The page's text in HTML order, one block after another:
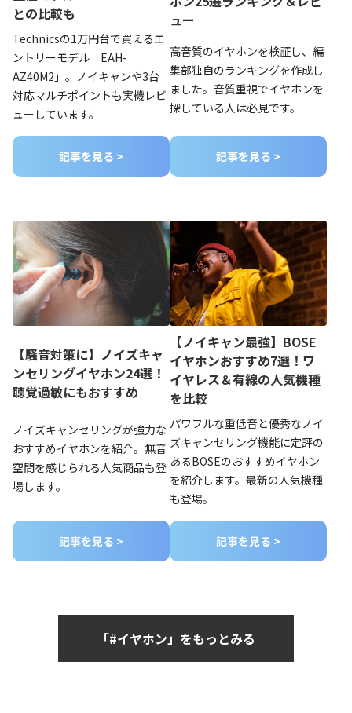
との比較も
Technicsの1万円台で買えるエ
ントリーモデル「EAH-
AZ40M2」。ノイキャンや3台
対応マルチポイントも実機レビ
ューしています。
記事を見る >
ュー
高音質のイヤホンを検証し、編
集部独自のランキングを作成し
ました。音質重視でイヤホンを
探している人は必見です。
記事を見る >
【騒音対策に】ノイズキャ
ンセリングイヤホン24選！
聴覚過敏にもおすすめ
ノイズキャンセリングが強力な
おすすめイヤホンを紹介。無音
空間を感じられる人気商品も登
場します。
記事を見る >
【ノイキャン最強】BOSE
イヤホンおすすめ7選！ワ
イヤレス＆有線の人気機種
を比較
パワフルな重低音と優秀なノイ
ズキャンセリング機能に定評の
あるBOSEのおすすめイヤホン
を紹介します。最新の人気機種
も登場。
記事を見る >
「#イヤホン」をもっとみる